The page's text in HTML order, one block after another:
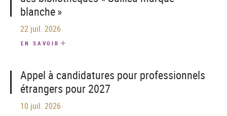
blanche »
22 juil. 2026
EN SAVOIR
Appel à candidatures pour professionnels
étrangers pour 2027
10 juil. 2026